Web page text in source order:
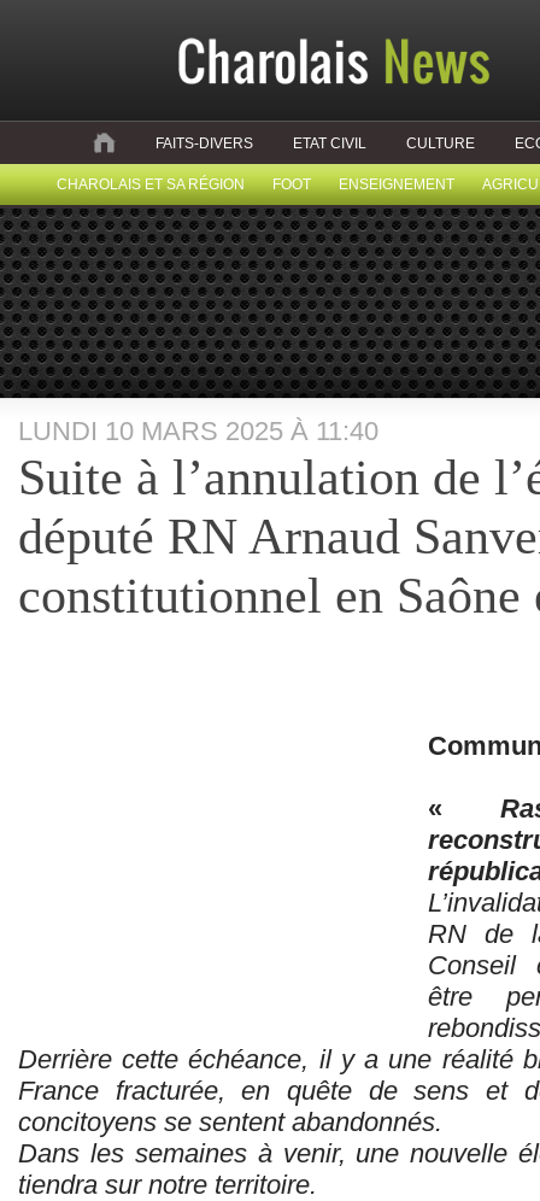
FAITS-DIVERS ETAT CIVIL CULTURE
CHAROLAIS ET SA RÉGION FOOT ENSEIGNEMENT
LUNDI 10 MARS 2025 À 11:40
Suite à l’annulation de
député RN Arnaud
constitutionnel en
«
RN de
Conseil
être
Derrière cette échéance, il y a une réalité
France fracturée, en quête de sens et
concitoyens se sentent abandonnés.
Dans les semaines à venir, une nouvelle
tiendra sur notre territoire.